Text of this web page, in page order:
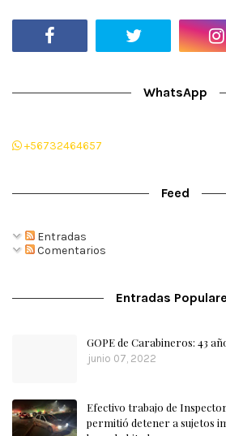
WhatsApp
+56732464657
Feed
Entradas
Comentarios
Entradas
GOPE de Carabineros: 43
junio 07, 2022
Efectivo trabajo de
permitió detener a sujetos